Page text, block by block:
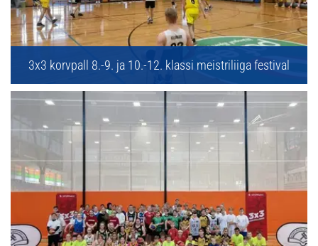
3x3 korvpall 8.-9. ja 10.-12. klassi meistriliiga festival